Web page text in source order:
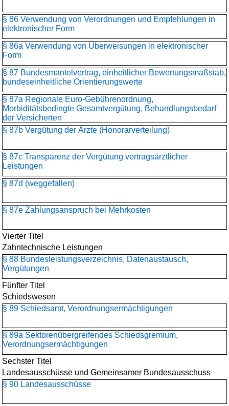
§ 86 Verwendung von Verordnungen und Empfehlungen in
elektronischer Form
§ 86a Verwendung von Überweisungen in elektronischer
Form
§ 87 Bundesmantelvertrag, einheitlicher Bewertungsmaßstab,
bundeseinheitliche Orientierungswerte
§ 87a Regionale Euro-Gebührenordnung,
Morbiditätsbedingte Gesamtvergütung, Behandlungsbedarf
der Versicherten
§ 87b Vergütung der Ärzte (Honorarverteilung)
§ 87c Transparenz der Vergütung vertragsärztlicher
Leistungen
§ 87d (weggefallen)
§ 87e Zahlungsanspruch bei Mehrkosten
Vierter Titel
Zahntechnische Leistungen
§ 88 Bundesleistungsverzeichnis, Datenaustausch,
Vergütungen
Fünfter Titel
Schiedswesen
§ 89 Schiedsamt, Verordnungsermächtigungen
§ 89a Sektorenübergreifendes Schiedsgremium,
Verordnungsermächtigungen
Sechster Titel
Landesausschüsse und Gemeinsamer Bundesausschuss
§ 90 Landesausschüsse